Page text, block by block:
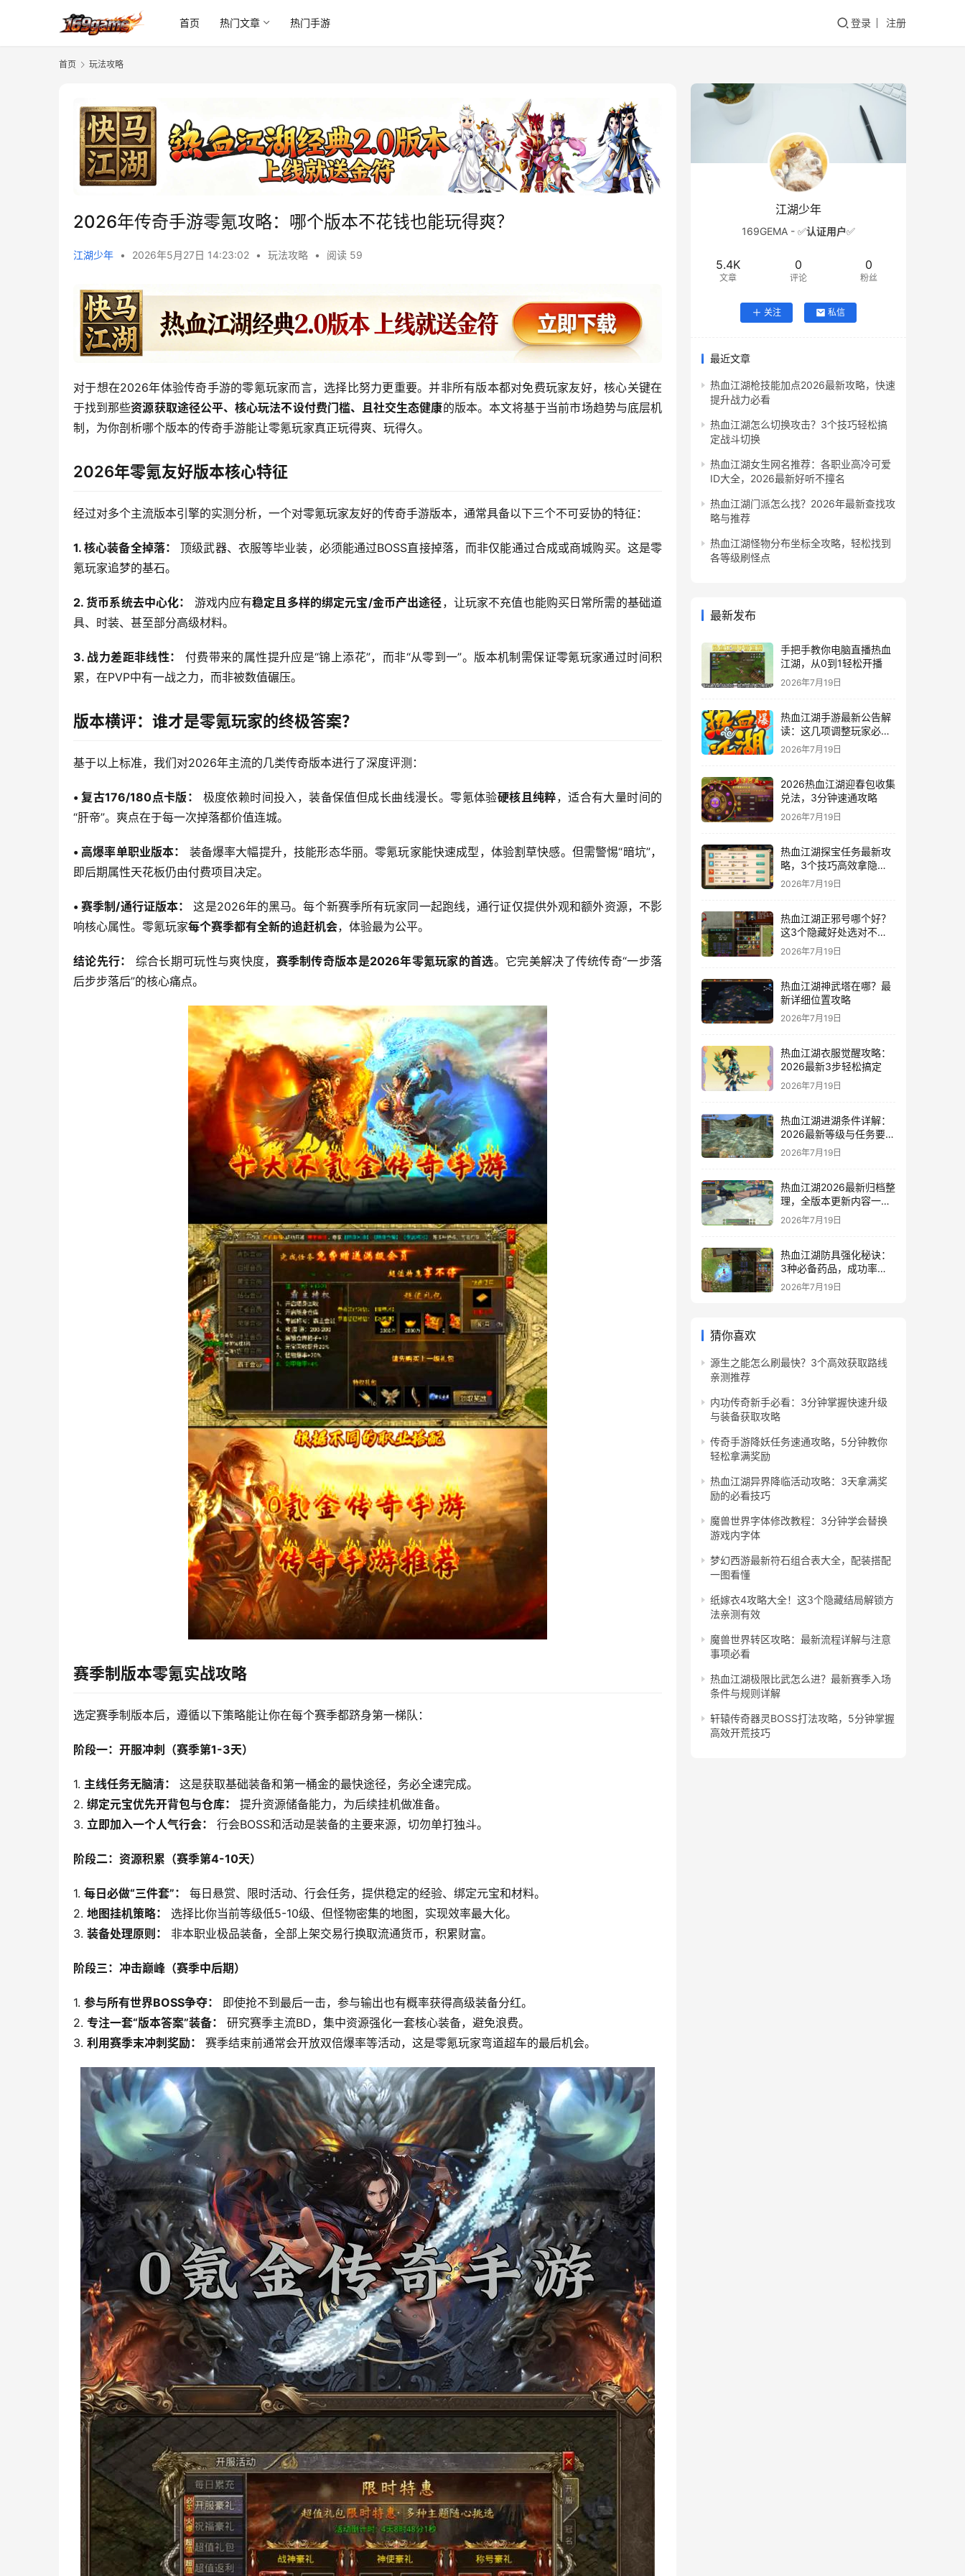
首页 热门文章 热门手游 登录 注册
首页 玩法攻略
2026年传奇手游零氪攻略：哪个版本不花钱也能玩得爽？
江湖少年 • 2026年5月27日 14:23:02 • 玩法攻略 • 阅读 59
对于想在2026年体验传奇手游的零氪玩家而言，选择比努力更重要。并非所有版本都对免费玩家友好，核心关键在
于找到那些资源获取途径公平、核心玩法不设付费门槛、且社交生态健康的版本。本文将基于当前市场趋势与底层机
制，为你剖析哪个版本的传奇手游能让零氪玩家真正玩得爽、玩得久。
2026年零氪友好版本核心特征
经过对多个主流版本引擎的实测分析，一个对零氪玩家友好的传奇手游版本，通常具备以下三个不可妥协的特征：
1. 核心装备全掉落：
顶级武器、衣服等毕业装，必须能通过BOSS直接掉落，而非仅能通过合成或商城购买。这是零
氪玩家追梦的基石。
2. 货币系统去中心化： 游戏内应有稳定且多样的绑定元宝/金币产出途径，让玩家不充值也能购买日常所需的基础道
具、时装、甚至部分高级材料。
3. 战力差距非线性：
付费带来的属性提升应是“锦上添花”，而非“从零到一”。版本机制需保证零氪玩家通过时间积
累，在PVP中有一战之力，而非被数值碾压。
版本横评：谁才是零氪玩家的终极答案？
基于以上标准，我们对2026年主流的几类传奇版本进行了深度评测：
• 复古176/180点卡版： 极度依赖时间投入，装备保值但成长曲线漫长。零氪体验硬核且纯粹，适合有大量时间的
“肝帝”。爽点在于每一次掉落都价值连城。
• 高爆率单职业版本：
装备爆率大幅提升，技能形态华丽。零氪玩家能快速成型，体验割草快感。但需警惕“暗坑”，
即后期属性天花板仍由付费项目决定。
• 赛季制/通行证版本：
这是2026年的黑马。每个新赛季所有玩家同一起跑线，通行证仅提供外观和额外资源，不影
响核心属性。零氪玩家每个赛季都有全新的追赶机会，体验最为公平。
结论先行： 综合长期可玩性与爽快度， 赛季制传奇版本是2026年零氪玩家的首选。它完美解决了传统传奇“一步落
后步步落后”的核心痛点。
赛季制版本零氪实战攻略
选定赛季制版本后，遵循以下策略能让你在每个赛季都跻身第一梯队：
阶段一：开服冲刺（赛季第1-3天）
1. 主线任务无脑清：
这是获取基础装备和第一桶金的最快途径，务必全速完成。
2. 绑定元宝优先开背包与仓库：
提升资源储备能力，为后续挂机做准备。
3. 立即加入一个人气行会： 行会BOSS和活动是装备的主要来源，切勿单打独斗。
阶段二：资源积累（赛季第4-10天）
1. 每日必做“三件套”：
每日悬赏、限时活动、行会任务，提供稳定的经验、绑定元宝和材料。
2. 地图挂机策略：
选择比你当前等级低5-10级、但怪物密集的地图，实现效率最大化。
3. 装备处理原则： 非本职业极品装备，全部上架交易行换取流通货币，积累财富。
阶段三：冲击巅峰（赛季中后期）
1. 参与所有世界BOSS争夺：
即使抢不到最后一击，参与输出也有概率获得高级装备分红。
2. 专注一套“版本答案”装备：
研究赛季主流BD，集中资源强化一套核心装备，避免浪费。
3. 利用赛季末冲刺奖励： 赛季结束前通常会开放双倍爆率等活动，这是零氪玩家弯道超车的最后机会。
江湖少年
169GEMA - ✅认证用户✅
5.4K
文章
0
评论
0
粉丝
关注 私信
最近文章
热血江湖枪技能加点2026最新攻略，快速
提升战力必看
热血江湖怎么切换攻击？3个技巧轻松搞
定战斗切换
热血江湖女生网名推荐：各职业高冷可爱
ID大全，2026最新好听不撞名
热血江湖门派怎么找？2026年最新查找攻
略与推荐
热血江湖怪物分布坐标全攻略，轻松找到
各等级刷怪点
最新发布
手把手教你电脑直播热血
江湖，从0到1轻松开播
2026年7月19日
热血江湖手游最新公告解
读：这几项调整玩家必
看！
2026年7月19日
2026热血江湖迎春包收集
兑法，3分钟速通攻略
2026年7月19日
热血江湖探宝任务最新攻
略，3个技巧高效拿隐藏
奖励
2026年7月19日
热血江湖正邪号哪个好？
这3个隐藏好处选对不后
悔
2026年7月19日
热血江湖神武塔在哪？最
新详细位置攻略
2026年7月19日
热血江湖衣服觉醒攻略：
2026最新3步轻松搞定
2026年7月19日
热血江湖进湖条件详解：
2026最新等级与任务要求
一览
2026年7月19日
热血江湖2026最新归档整
理，全版本更新内容一网
打尽
2026年7月19日
热血江湖防具强化秘诀：
3种必备药品，成功率翻
倍亲测有效
2026年7月19日
猜你喜欢
源生之能怎么刷最快？3个高效获取路线
亲测推荐
内功传奇新手必看：3分钟掌握快速升级
与装备获取攻略
传奇手游降妖任务速通攻略，5分钟教你
轻松拿满奖励
热血江湖异界降临活动攻略：3天拿满奖
励的必看技巧
魔兽世界字体修改教程：3分钟学会替换
游戏内字体
梦幻西游最新符石组合表大全，配装搭配
一图看懂
纸嫁衣4攻略大全！这3个隐藏结局解锁方
法亲测有效
魔兽世界转区攻略：最新流程详解与注意
事项必看
热血江湖极限比武怎么进？最新赛季入场
条件与规则详解
轩辕传奇器灵BOSS打法攻略，5分钟掌握
高效开荒技巧